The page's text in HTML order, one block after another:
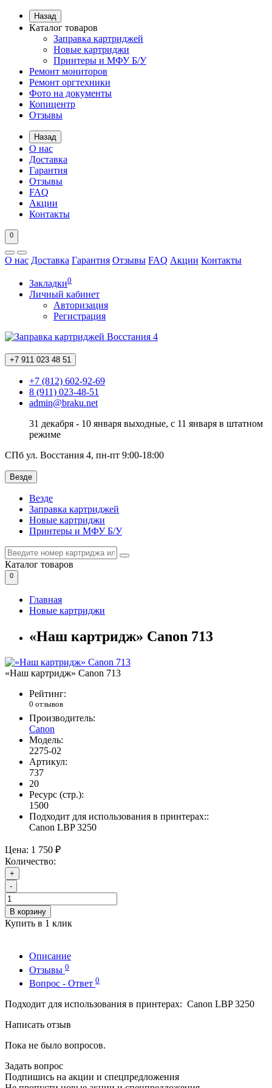
Назад
Каталог товаров
Заправка картриджей
Новые картриджи
Принтеры и МФУ Б/У
Ремонт мониторов
Ремонт оргтехники
Фото на документы
Копицентр
Отзывы
Назад
О нас
Доставка
Гарантия
Отзывы
FAQ
Акции
Контакты
0
О нас Доставка Гарантия Отзывы FAQ Акции Контакты
Закладки0
Личный кабинет
Авторизация
Регистрация
+7 911 023 48 51
+7 (812) 602-92-69
8 (911) 023-48-51
admin@braku.net
31 декабря - 10 января выходные, с 11 января в штатном
режиме
СПб ул. Восстания 4, пн-пт 9:00-18:00
Везде
Везде
Заправка картриджей
Новые картриджи
Принтеры и МФУ Б/У
Каталог товаров
0
Главная
Новые картриджи
«Наш картридж» Canon 713
«Наш картридж» Canon 713
Рейтинг:
0 отзывов
Производитель:
Canon
Модель:
2275-02
Артикул:
737
20
Ресурс (стр.):
1500
Подходит для использования в принтерах::
Canon LBP 3250
Цена: 1 750 ₽
Количество:
+
-
В корзину
Купить в 1 клик
Описание
Отзывы 0
Вопрос - Ответ 0
Подходит для использования в принтерах: Canon LBP 3250
Написать отзыв
Пока не было вопросов.
Задать вопрос
Подпишись на акции и спецпредложения